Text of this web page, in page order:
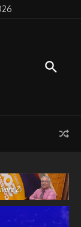
enero de 2026